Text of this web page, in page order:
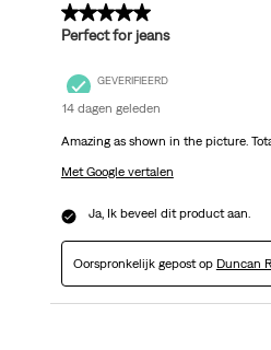
5 van 5 sterren.
Perfect for jeans
GEVERIFIEERD
14 dagen geleden
Amazing as shown in the picture.
Met Google vertalen
Ja, Ik beveel dit product aan.
Oorspronkelijk gepost op Duncan